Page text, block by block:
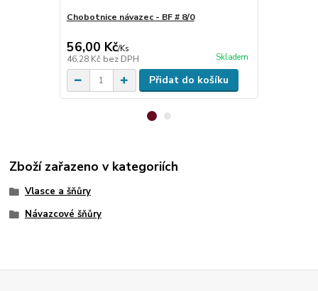
Chobotnice návazec - BF # 8/0
56,00 Kč/Ks
46,28 Kč bez DPH Skladem
Přidat do košíku
Zboží zařazeno v kategoriích
Vlasce a šňůry
Návazcové šňůry